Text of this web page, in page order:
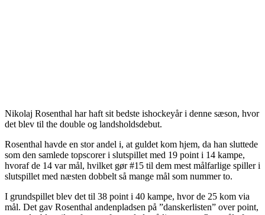
Nikolaj Rosenthal har haft sit bedste ishockeyår i denne sæson, hvor
det blev til the double og landsholdsdebut.
Rosenthal havde en stor andel i, at guldet kom hjem, da han sluttede
som den samlede topscorer i slutspillet med 19 point i 14 kampe,
hvoraf de 14 var mål, hvilket gør #15 til dem mest målfarlige spiller i
slutspillet med næsten dobbelt så mange mål som nummer to.
I grundspillet blev det til 38 point i 40 kampe, hvor de 25 kom via
mål. Det gav Rosenthal andenpladsen på ”danskerlisten” over point,